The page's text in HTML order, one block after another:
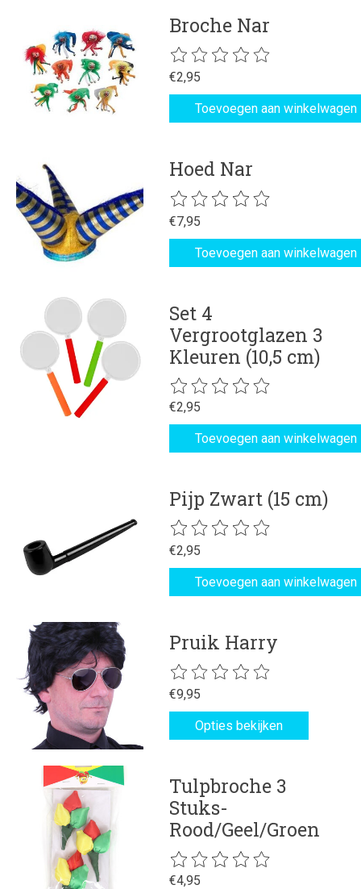
Broche Nar
De beoordeling van dit product is
€2,95
Toevoegen aan winkelwagen
Hoed Nar
De beoordeling van dit product is
€7,95
Toevoegen aan winkelwagen
Set 4
Vergrootglazen 3
Kleuren (10,5 cm)
De beoordeling van dit product is
€2,95
Toevoegen aan winkelwagen
Pijp Zwart (15 cm)
De beoordeling van dit product is
€2,95
Toevoegen aan winkelwagen
Pruik Harry
De beoordeling van dit product is
€9,95
Opties bekijken
Tulpbroche 3
Stuks-
Rood/Geel/Groen
De beoordeling van dit product is
€4,95